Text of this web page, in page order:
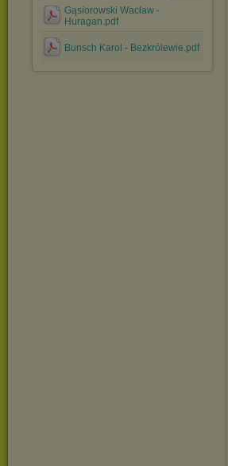
Gąsiorowski Wacław -
Huragan.pdf
Bunsch Karol - Bezkrólewie.pdf